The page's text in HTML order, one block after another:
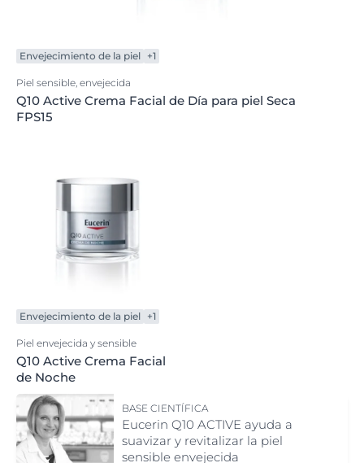
Envejecimiento de la piel +1
Piel sensible, envejecida
Q10 Active Crema Facial de Día para piel Seca
FPS15
Envejecimiento de la piel +1
Piel envejecida y sensible
Q10 Active Crema Facial
de Noche
BASE CIENTÍFICA
Eucerin Q10 ACTIVE ayuda a
suavizar y revitalizar la piel
sensible envejecida